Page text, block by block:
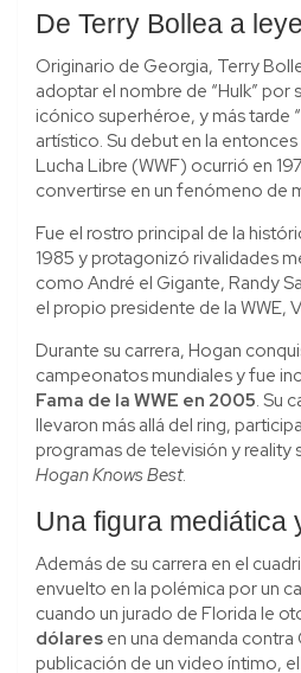
De Terry Bollea a
Originario de Georgia, Terry
adoptar el nombre de “Hulk”
icónico superhéroe, y más tarde
artístico. Su debut en la
Lucha Libre (WWF) ocurrió en
convertirse en un fenómeno de
Fue el rostro principal de la
1985 y protagonizó rivalidades
como André el Gigante, Randy
el propio presidente de la WWE,
Durante su carrera, Hogan
campeonatos mundiales y fue
Fama de la WWE en 2005. Su
llevaron más allá del ring,
programas de televisión y reality
Hogan Knows Best.
Una figura mediática
Además de su carrera en el
envuelto en la polémica por un
cuando un jurado de Florida le
dólares en una demanda contra
publicación de un video íntimo,